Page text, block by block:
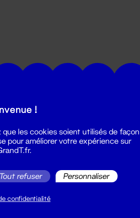
du Grand T :
!
les cookies soient utilisés de façon
pour améliorer votre expérience sur
Tout refuser Personnaliser
confidentialité